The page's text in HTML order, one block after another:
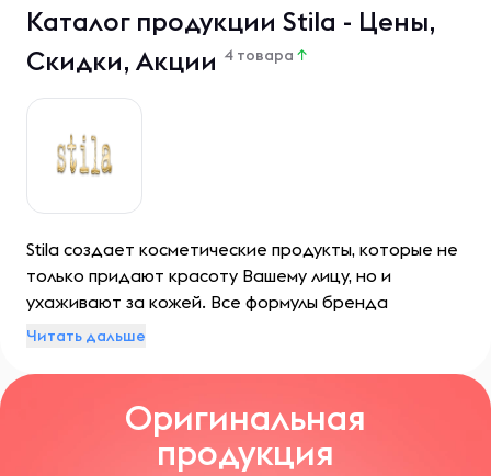
Каталог продукции Stila - Цены,
Скидки, Акции 4 товара ↑
Stila создает косметические продукты, которые не
только придают красоту Вашему лицу, но и
ухаживают за кожей. Все формулы бренда
содержат полезные ингредиенты, чтобы Ваша
всегда.
Читать дальше
Оригинальная
продукция